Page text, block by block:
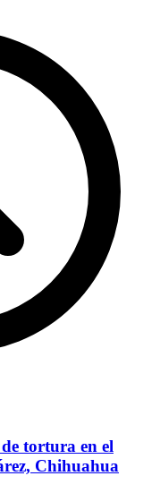
tortura en el
Chihuahua